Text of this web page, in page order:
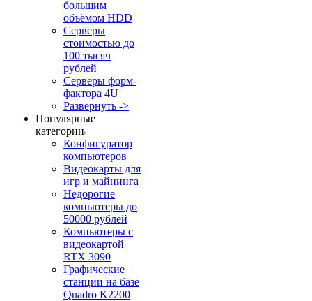
большим
объёмом HDD
Серверы
стоимостью до
100 тысяч
рублей
Серверы форм-
фактора 4U
Развернуть ->
Популярные
категории
Конфигуратор
компьютеров
Видеокарты для
игр и майнинга
Недорогие
компьютеры до
50000 рублей
Компьютеры с
видеокартой
RTX 3090
Графические
станции на базе
Quadro K2200